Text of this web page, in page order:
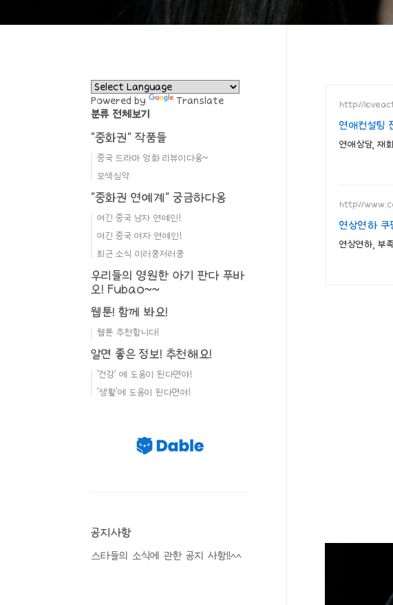
http://
연애컨설팅
연애상담, 재
http://
연상연하 쿠
연상연하, 부
Powered by Translate
분류 전체보기
"중화권" 작품들
중국 드라마 영화 리뷰이다옹~
모색심약
"중화권 연예계" 궁금하다옹
여긴 중국 남자 연예인!
여긴 중국 여자 연예인!
최근 소식 이러쿵저러쿵
우리들의 영원한 아기 판다 푸바
오! Fubao~~
웹툰! 함께 봐요!
웹툰 추천합니다!
알면 좋은 정보! 추천해요!
'건강' 에 도움이 된다면야!
'생활'에 도움이 된다면야!
공지사항
스타들의 소식에 관한 공지 사항!!^^